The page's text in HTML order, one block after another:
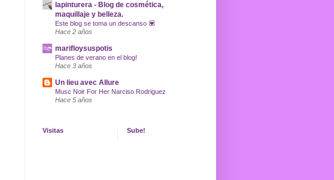
lapinturera - Blog de cosmética,
maquillaje y belleza.
Este blog se toma un descanso 💟
Hace 2 años
marifloysuspotis
Planes de verano en el blog!
Hace 3 años
Un lieu avec Allure
Musc Noir For Her Narciso Rodriguez
Hace 5 años
Visitas Sube!